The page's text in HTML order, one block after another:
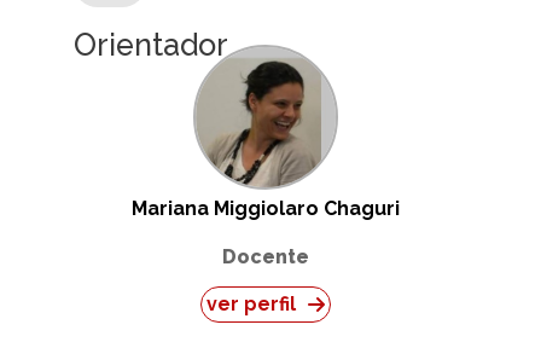
Orientador
Mariana Miggiolaro Chaguri
Docente
ver perfil